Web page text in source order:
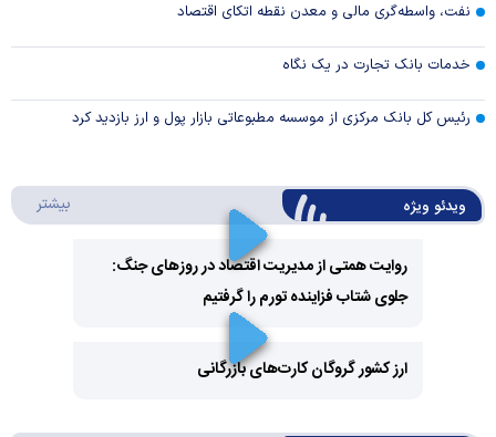
نفت، واسطه‌گری مالی و معدن نقطه اتکای اقتصاد
خدمات بانک تجارت در یک نگاه
رئیس کل بانک مرکزی از موسسه مطبوعاتی بازار پول و ارز بازدید کرد
ویدئو ویژه بیشتر
Play
Video
روایت همتی از مدیریت اقتصاد در روزهای جنگ:
جلوی شتاب فزاینده تورم را گرفتیم
ارز کشور گروگان کارت‌های بازرگانی